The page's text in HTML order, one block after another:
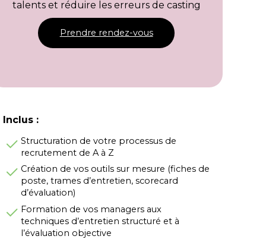
talents et réduire les erreurs de casting
Prendre rendez-vous
Inclus :
Structuration de votre processus de
recrutement de A à Z
Création de vos outils sur mesure (fiches de
poste, trames d’entretien, scorecard
d’évaluation)
Formation de vos managers aux
techniques d’entretien structuré et à
l’évaluation objective